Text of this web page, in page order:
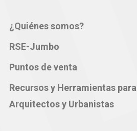
¿Quiénes somos?
RSE-Jumbo
Puntos de venta
Recursos y Herramientas para
Arquitectos y Urbanistas